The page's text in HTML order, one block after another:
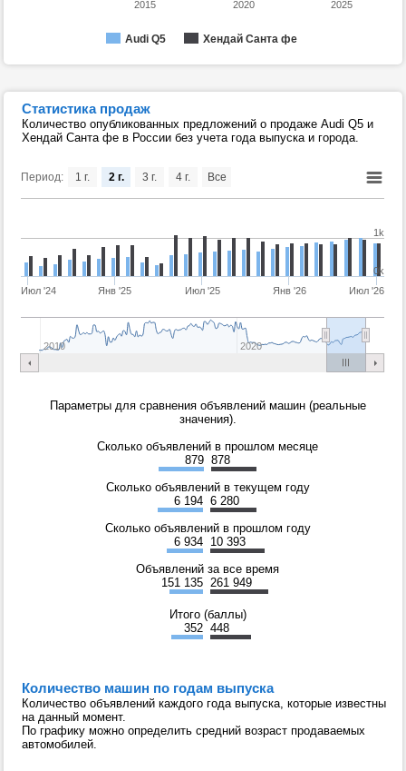
Audi Q5 Хендай Санта фе
2015 2020 2025
Статистика продаж
Количество опубликованных предложений о продаже Audi Q5 и
Хендай Санта фе в России без учета года выпуска и города.
Период:
Июл '24 Янв '25 Июл '25 Янв '26 Июл '26
2010 2020
0k
1k
1 г. 2 г. 3 г. 4 г. Все
Параметры для сравнения объявлений машин (реальные
значения).
Сколько объявлений в прошлом месяце
879 878
Сколько объявлений в текущем году
6 194 6 280
Сколько объявлений в прошлом году
6 934 10 393
Объявлений за все время
151 135 261 949
Итого (баллы)
352 448
Количество машин по годам выпуска
Количество объявлений каждого года выпуска, которые известны
на данный момент.
По графику можно определить средний возраст продаваемых
автомобилей.